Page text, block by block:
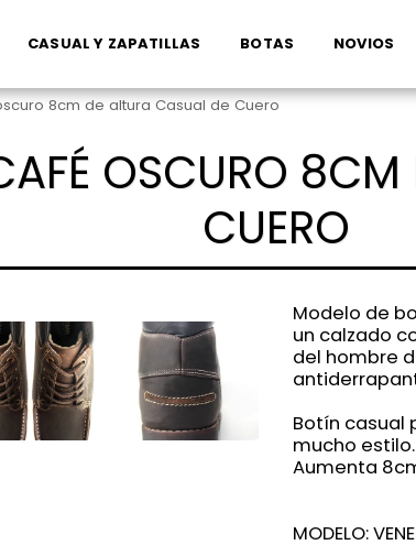
CASUAL Y ZAPATILLAS BOTAS NOVIOS
8cm de altura Casual de Cuero
OSCURO 8CM
CUERO
Modelo de
un calzado
del hombre
Botín casual
mucho estilo.
Aumenta
MODELO: